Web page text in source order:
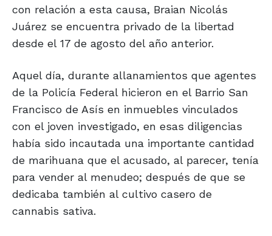
con relación a esta causa, Braian Nicolás
Juárez se encuentra privado de la libertad
desde el 17 de agosto del año anterior.
Aquel día, durante allanamientos que agentes
de la Policía Federal hicieron en el Barrio San
Francisco de Asís en inmuebles vinculados
con el joven investigado, en esas diligencias
había sido incautada una importante cantidad
de marihuana que el acusado, al parecer, tenía
para vender al menudeo; después de que se
dedicaba también al cultivo casero de
cannabis sativa.